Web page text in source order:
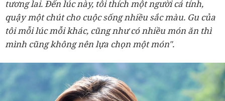
tương lai. Đến lúc này, tôi thích một người cá tính,
quậy một chút cho cuộc sống nhiều sắc màu. Gu của
tôi mỗi lúc mỗi khác, cũng như có nhiều món ăn thì
mình cũng không nên lựa chọn một món".